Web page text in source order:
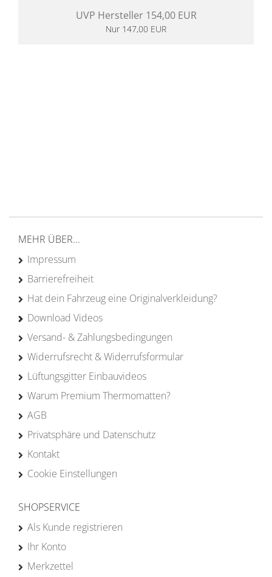
UVP Hersteller 154,00 EUR
Nur 147,00 EUR
MEHR ÜBER...
Impressum
Barrierefreiheit
Hat dein Fahrzeug eine Originalverkleidung?
Download Videos
Versand- & Zahlungsbedingungen
Widerrufsrecht & Widerrufsformular
Lüftungsgitter Einbauvideos
Warum Premium Thermomatten?
AGB
Privatsphäre und Datenschutz
Kontakt
Cookie Einstellungen
SHOPSERVICE
Als Kunde registrieren
Ihr Konto
Merkzettel